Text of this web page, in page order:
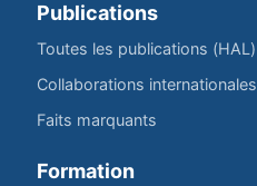
Publications
Toutes les publications (HAL)
Collaborations internationales
Faits marquants
Formation